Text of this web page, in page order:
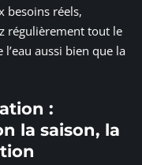
besoins réels,
régulièrement tout le
aussi bien que la
:
la saison, la